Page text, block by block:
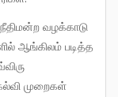
ஆங்கிலம் படித்த
முறைகள்